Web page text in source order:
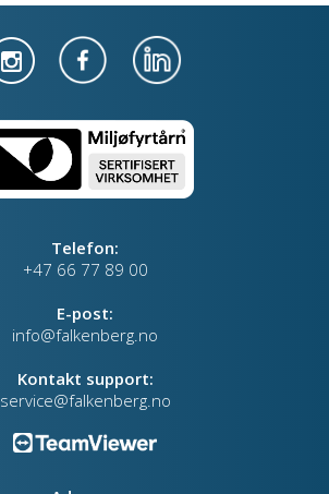
Telefon:
+47 66 77 89 00
E-post:
info@falkenberg.no
Kontakt support:
service@falkenberg.no